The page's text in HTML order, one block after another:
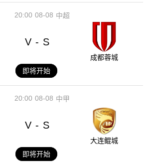
08-08
20:00 中超
V - S
成都蓉城
即将开始
08-08
20:00 中甲
V - S
大连鲲城
即将开始